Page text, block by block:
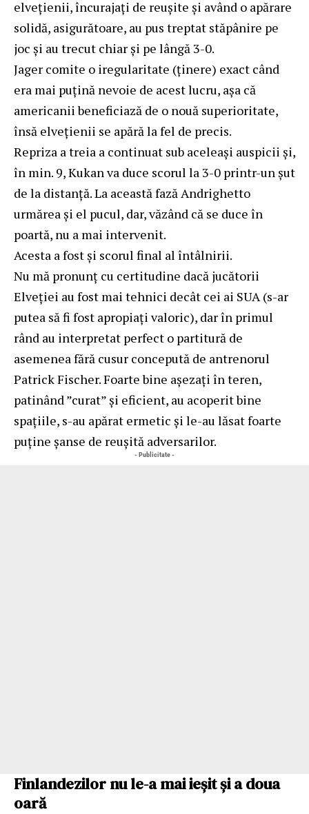
elvețienii, încurajați de reușite și având o apărare
solidă, asigurătoare, au pus treptat stăpânire pe
joc și au trecut chiar și pe lângă 3-0.
Jager comite o iregularitate (ținere) exact când
era mai puțină nevoie de acest lucru, așa că
americanii beneficiază de o nouă superioritate,
însă elvețienii se apără la fel de precis.
Repriza a treia a continuat sub aceleași auspicii și,
în min. 9, Kukan va duce scorul la 3-0 printr-un șut
de la distanță. La această fază Andrighetto
urmărea și el pucul, dar, văzând că se duce în
poartă, nu a mai intervenit.
Acesta a fost și scorul final al întâlnirii.
Nu mă pronunț cu certitudine dacă jucătorii
Elveției au fost mai tehnici decât cei ai SUA (s-ar
putea să fi fost apropiați valoric), dar în primul
rând au interpretat perfect o partitură de
asemenea fără cusur concepută de antrenorul
Patrick Fischer. Foarte bine așezați în teren,
patinând ”curat” și eficient, au acoperit bine
spațiile, s-au apărat ermetic și le-au lăsat foarte
puține șanse de reușită adversarilor.
- Publicitate -
Finlandezilor nu le-a mai ieșit și a doua
oară